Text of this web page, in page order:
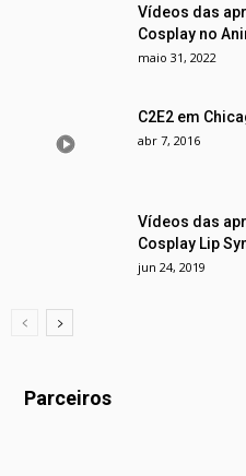
Vídeos das
Cosplay no
maio 31, 2022
C2E2 em
abr 7, 2016
Vídeos das
Cosplay Lip
jun 24, 2019
Parceiros